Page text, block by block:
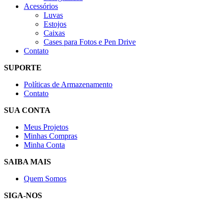
Acessórios
Luvas
Estojos
Caixas
Cases para Fotos e Pen Drive
Contato
SUPORTE
Políticas de Armazenamento
Contato
SUA CONTA
Meus Projetos
Minhas Compras
Minha Conta
SAIBA MAIS
Quem Somos
SIGA-NOS